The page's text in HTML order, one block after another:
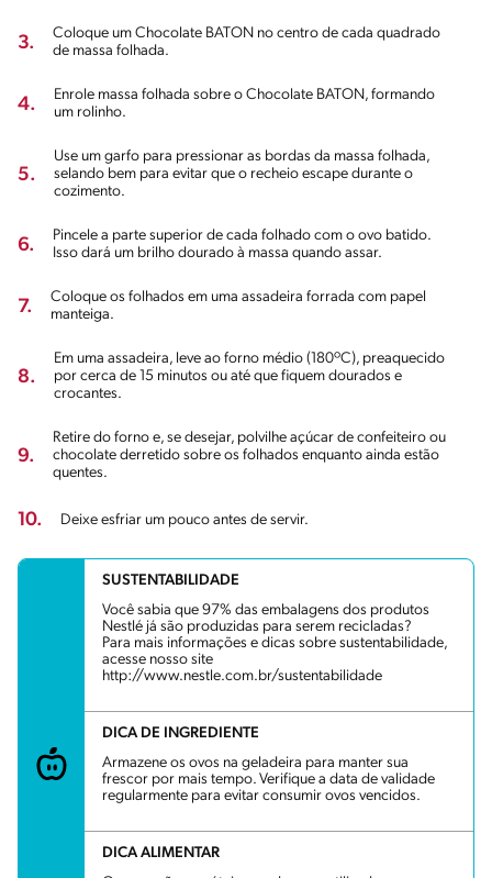
3.
Coloque um Chocolate BATON no centro de cada quadrado
de massa folhada.
4.
Enrole massa folhada sobre o Chocolate BATON, formando
um rolinho.
5.
Use um garfo para pressionar as bordas da massa folhada,
selando bem para evitar que o recheio escape durante o
cozimento.
6.
Pincele a parte superior de cada folhado com o ovo batido.
Isso dará um brilho dourado à massa quando assar.
7.
Coloque os folhados em uma assadeira forrada com papel
manteiga.
8.
Em uma assadeira, leve ao forno médio (180ºC), preaquecido
por cerca de 15 minutos ou até que fiquem dourados e
crocantes.
9.
Retire do forno e, se desejar, polvilhe açúcar de confeiteiro ou
chocolate derretido sobre os folhados enquanto ainda estão
quentes.
10. Deixe esfriar um pouco antes de servir.
SUSTENTABILIDADE
Você sabia que 97% das embalagens dos produtos
Nestlé já são produzidas para serem recicladas?
Para mais informações e dicas sobre sustentabilidade,
acesse nosso site
http://www.nestle.com.br/sustentabilidade
DICA DE INGREDIENTE
Armazene os ovos na geladeira para manter sua
frescor por mais tempo. Verifique a data de validade
regularmente para evitar consumir ovos vencidos.
DICA ALIMENTAR